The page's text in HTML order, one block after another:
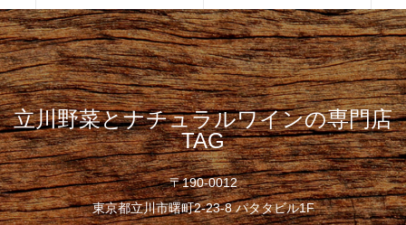
立川野菜とナチュラルワインの専門店
TAG
〒190-0012
東京都立川市曙町2-23-8 パタタビル1F